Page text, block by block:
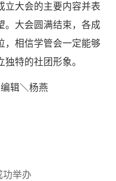
立大会的主要内容并表
。大会圆满结束，各成
，相信学管会一定能够
特的社团形象。
辑＼杨燕
功举办